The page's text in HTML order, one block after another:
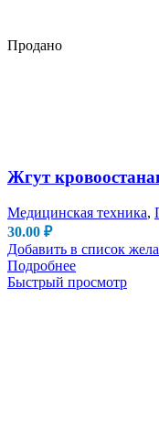
Продано
Жгут
Медицинская техника,
30.00 ₽
Добавить в список
Подробнее
Быстрый просмотр